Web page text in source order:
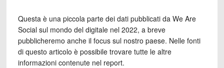
Questa è una piccola parte dei dati pubblicati da We Are
Social sul mondo del digitale nel 2022, a breve
pubblicheremo anche il focus sul nostro paese. Nelle fonti
di questo articolo è possibile trovare tutte le altre
informazioni contenute nel report.